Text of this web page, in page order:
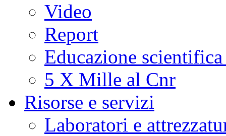
Video
Report
Educazione
5 X Mille al Cnr
Risorse e servizi
Laboratori e